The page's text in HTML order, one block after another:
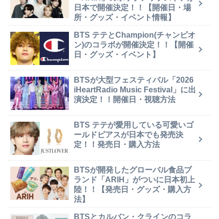
日本で開催決定！！【開催日・場
所・グッズ・イベント情報】
BTS テテとChampion(チャンピオ
ン)のコラボが開催決定！！【開催
日・グッズ・イベント】
BTSが大型フェスティバル「2026
iHeartRadio Music Festival」に出
演決定！！開催日・視聴方法
BTS テテが愛用している可愛いゴ
ールドピアスが日本でも発売決
定！！発売日・購入方法
BTSが開発したグローバル食品ブ
ランド「ARIH」がついに日本初上
陸！！【発売日・グッズ・購入方
法】
BTSとカルバン・クラインのコラ